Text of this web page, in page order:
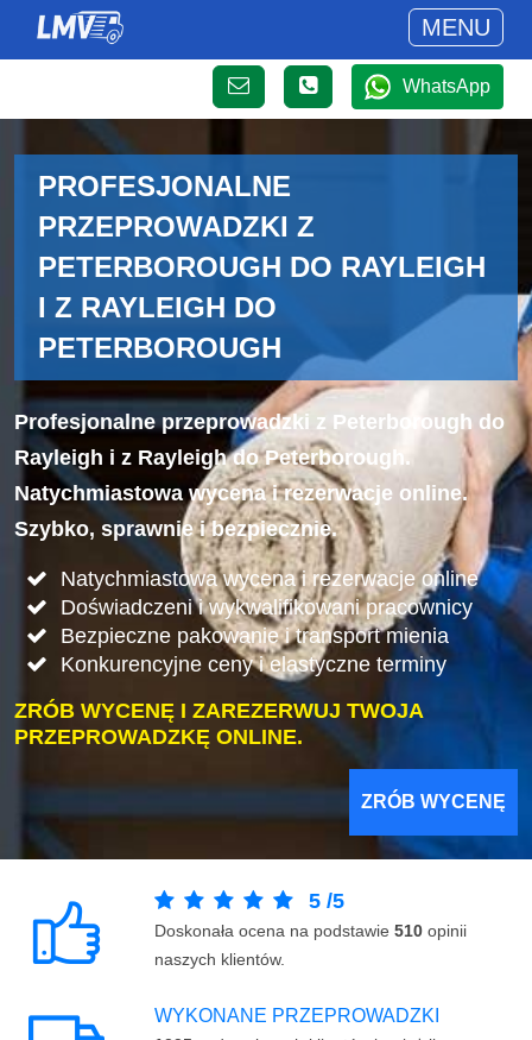
MENU
WhatsApp
PROFESJONALNE
PRZEPROWADZKI Z
PETERBOROUGH DO RAYLEIGH
I Z RAYLEIGH DO
PETERBOROUGH
Profesjonalne przeprowadzki z Peterborough do
Rayleigh i z Rayleigh do Peterborough.
Natychmiastowa wycena i rezerwacje online.
Szybko, sprawnie i bezpiecznie.
Natychmiastowa wycena i rezerwacje online
Doświadczeni i wykwalifikowani pracownicy
Bezpieczne pakowanie i transport mienia
Konkurencyjne ceny i elastyczne terminy
ZRÓB WYCENĘ I ZAREZERWUJ TWOJA
PRZEPROWADZKĘ ONLINE.
ZRÓB WYCENĘ
5 /5
Doskonała ocena na podstawie 510 opinii
naszych klientów.
WYKONANE PRZEPROWADZKI